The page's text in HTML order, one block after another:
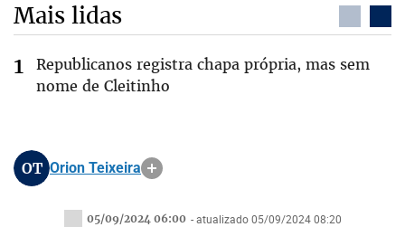
Mais lidas
Republicanos registra chapa própria, mas sem
nome de Cleitinho
OT Orion Teixeira
05/09/2024 06:00 - atualizado 05/09/2024 08:20